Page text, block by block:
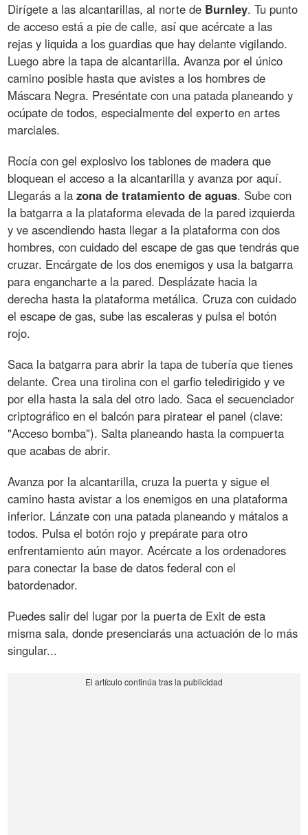
Dirígete a las alcantarillas, al norte de Burnley. Tu punto
de acceso está a pie de calle, así que acércate a las
rejas y liquida a los guardias que hay delante vigilando.
Luego abre la tapa de alcantarilla. Avanza por el único
camino posible hasta que avistes a los hombres de
Máscara Negra. Preséntate con una patada planeando y
ocúpate de todos, especialmente del experto en artes
marciales.
Rocía con gel explosivo los tablones de madera que
bloquean el acceso a la alcantarilla y avanza por aquí.
Llegarás a lazona de tratamiento de aguas. Sube con
la batgarra a la plataforma elevada de la pared izquierda
y ve ascendiendo hasta llegar a la plataforma con dos
hombres, con cuidado del escape de gas que tendrás que
cruzar. Encárgate de los dos enemigos y usa la batgarra
para engancharte a la pared. Desplázate hacia la
derecha hasta la plataforma metálica. Cruza con cuidado
el escape de gas, sube las escaleras y pulsa el botón
rojo.
Saca la batgarra para abrir la tapa de tubería que tienes
delante. Crea una tirolina con el garfio teledirigido y ve
por ella hasta la sala del otro lado. Saca el secuenciador
criptográfico en el balcón para piratear el panel (clave:
"Acceso bomba"). Salta planeando hasta la compuerta
que acabas de abrir.
Avanza por la alcantarilla, cruza la puerta y sigue el
camino hasta avistar a los enemigos en una plataforma
inferior. Lánzate con una patada planeando y mátalos a
todos. Pulsa el botón rojo y prepárate para otro
enfrentamiento aún mayor. Acércate a los ordenadores
para conectar la base de datos federal con el
batordenador.
Puedes salir del lugar por la puerta de Exit de esta
misma sala, donde presenciarás una actuación de lo más
singular...